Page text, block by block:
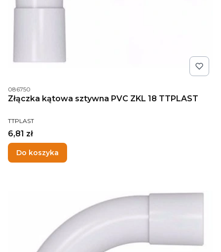
Kod produktu
086750
Złączka kątowa sztywna PVC ZKL 18 TTPLAST
PRODUCENT
TTPLAST
Cena
6,81 zł
Do koszyka